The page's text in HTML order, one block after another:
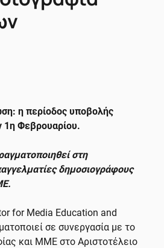
η περίοδος υποβολής
1η Φεβρουαρίου.
στη
δημοσιογράφους
for Media Education and
σε συνεργασία με το
και ΜΜΕ στο Αριστοτέλειο